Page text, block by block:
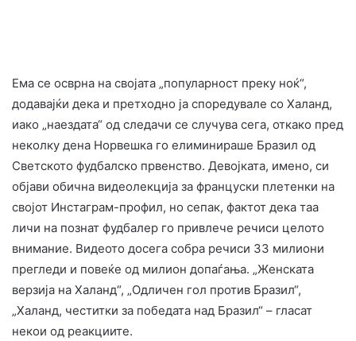
Ема се осврна на својата „популарност преку ноќ“,
додавајќи дека и претходно ја споредувале со Халанд,
иако „наездата“ од следачи се случува сега, откако пред
неколку дена Норвешка го елиминираше Бразил од
Светското фудбалско првенство. Девојката, имено, си
објави обична видеолекција за француски плетенки на
својот Инстаграм-профил, но сепак, фактот дека таа
личи на познат фудбалер го привлече речиси целото
внимание. Видеото досега собра речиси 33 милиони
прегледи и повеќе од милион допаѓања. „Женската
верзија на Халанд“, „Одличен гол против Бразил“,
„Халанд, честитки за победата над Бразил“ – гласат
некои од реакциите.